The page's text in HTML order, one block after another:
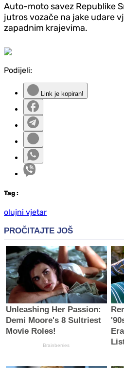
Auto-moto savez Republike
jutros vozače na jake udare
zapadnim krajevima.
Podijeli:
Link je kopiran!
Tag :
olujni vjetar